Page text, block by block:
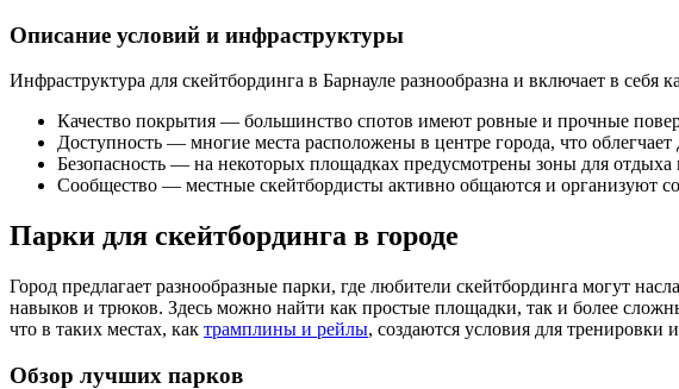
Описание условий и инфраструктуры
Инфраструктура для скейтбординга в Барнауле разнообразна и включает в
Качество покрытия — большинство спотов имеют ровные и прочные
Доступность — многие места расположены в центре города, что
Безопасность — на некоторых площадках предусмотрены зоны для
Сообщество — местные скейтбордисты активно общаются и организуют
Парки для скейтбординга в городе
Город предлагает разнообразные парки, где любители скейтбординга могут
навыков и трюков. Здесь можно найти как простые площадки, так и более
что в таких местах, как трамплины и рейлы, создаются условия для тренировки
Обзор лучших парков